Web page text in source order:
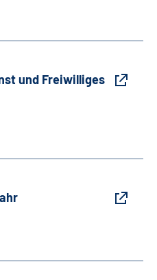
und Freiwilliges